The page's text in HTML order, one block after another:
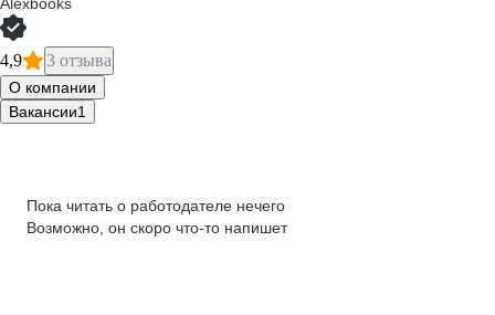
4,9 3 отзыва
О компании
Вакансии1
Пока читать о работодателе нечего
Возможно, он скоро что‑то напишет